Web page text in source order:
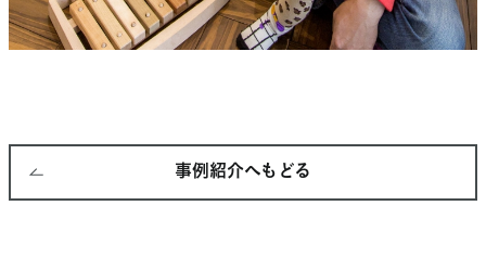
事例紹介へもどる